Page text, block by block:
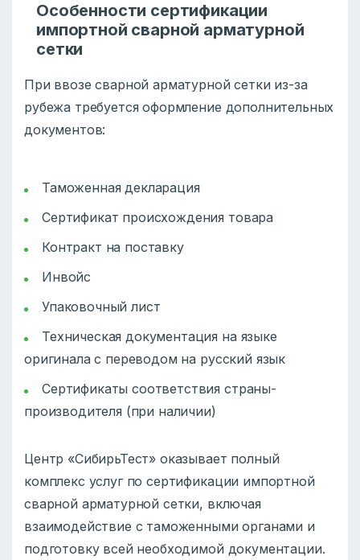
Особенности сертификации
импортной сварной арматурной
сетки
При ввозе сварной арматурной сетки из-за
рубежа требуется оформление дополнительных
документов:
Таможенная декларация
Сертификат происхождения товара
Контракт на поставку
Инвойс
Упаковочный лист
Техническая документация на языке
оригинала с переводом на русский язык
Сертификаты соответствия страны-
производителя (при наличии)
Центр «СибирьТест» оказывает полный
комплекс услуг по сертификации импортной
сварной арматурной сетки, включая
взаимодействие с таможенными органами и
подготовку всей необходимой документации.